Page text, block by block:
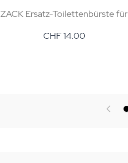
ZACK Ersatz-Toilettenbürste für
CHF 14.00